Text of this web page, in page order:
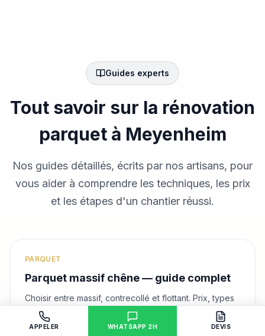
Guides experts
Tout savoir sur la rénovation
parquetà Meyenheim
Nos guides détaillés, écrits par nos artisans, pour
vous aider à comprendre les techniques, les prix
et les étapes d'un chantier réussi.
PARQUET
Parquet massif chêne — guide complet
Choisir entre massif, contrecollé et flottant. Prix, types
de pose, point de Hongrie.
APPELER WHATSAPP 2H DEVIS